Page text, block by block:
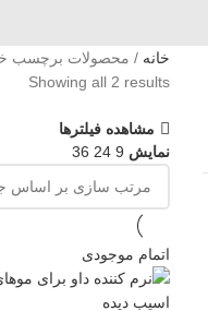
خانه محصولات برچسب
Showing all 2 results
مشاهده فیلترها
نمایش 9
24
36
اتمام موجودی